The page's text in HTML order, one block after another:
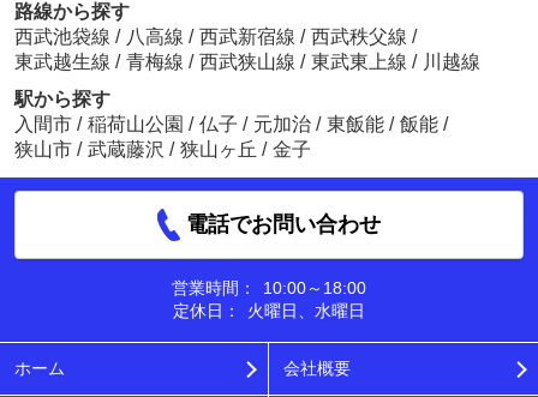
路線から探す
西武池袋線 / 八高線 / 西武新宿線 / 西武秩父線 /
東武越生線 / 青梅線 / 西武狭山線 / 東武東上線 / 川越線
駅から探す
入間市 / 稲荷山公園 / 仏子 / 元加治 / 東飯能 / 飯能 /
狭山市 / 武蔵藤沢 / 狭山ヶ丘 / 金子
電話でお問い合わせ
営業時間：
10:00～18:00
定休日：
火曜日、水曜日
ホーム 会社概要